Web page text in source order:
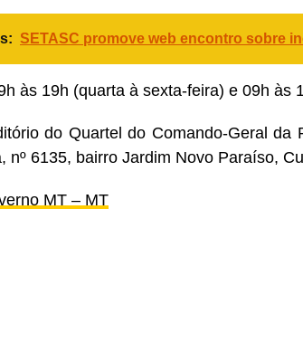
SETASC promove web encontro sobre
às 19h (quarta à sexta-feira) e 09h às
do Quartel do Comando-Geral
nº 6135, bairro Jardim Novo Paraíso,
MT – MT